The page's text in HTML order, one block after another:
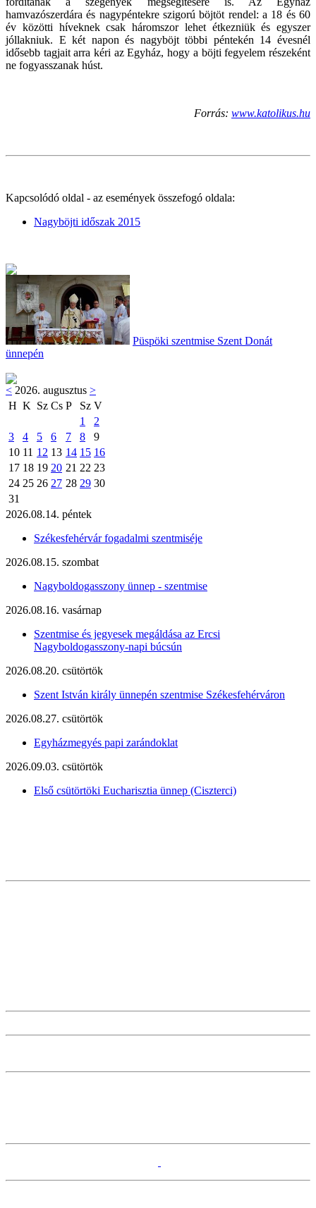
hamvazószerdára és nagypéntekre szigorú böjtöt rendel: a 18 és 60
év közötti híveknek csak háromszor lehet étkezniük és egyszer
jóllakniuk. E két napon és nagyböjt többi péntekén 14 évesnél
idősebb tagjait arra kéri az Egyház, hogy a böjti fegyelem részeként
ne fogyasszanak húst.
Forrás: www.katolikus.hu
Kapcsolódó oldal - az események összefogó oldala:
Nagyböjti időszak 2015
Püspöki szentmise Szent Donát
ünnepén
< 2026. augusztus >
H K Sz Cs P Sz V
1
2
3
4 5 6 7 8
9
10 11 12 13 14 15 16
17 18 19 20 21 22 23
24 25 26 27 28 29 30
31
2026.08.14. péntek
Székesfehérvár fogadalmi szentmiséje
2026.08.15. szombat
Nagyboldogasszony ünnep - szentmise
2026.08.16. vasárnap
Szentmise és jegyesek megáldása az Ercsi
Nagyboldogasszony-napi búcsún
2026.08.20. csütörtök
Szent István király ünnepén szentmise Székesfehérváron
2026.08.27. csütörtök
Egyházmegyés papi zarándoklat
2026.09.03. csütörtök
Első csütörtöki Eucharisztia ünnep (Ciszterci)